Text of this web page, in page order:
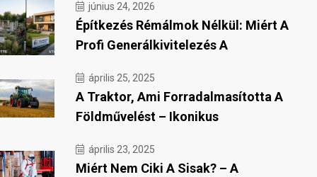
június 24, 2026
Építkezés Rémálmok Nélkül: Miért A
Profi Generálkivitelezés A
április 25, 2025
A Traktor, Ami Forradalmasította A
Földművelést – Ikonikus
április 23, 2025
Miért Nem Ciki A Sisak? – A